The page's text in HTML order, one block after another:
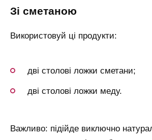
зі сметаною
Використовуй ці продукти:
дві столові ложки сметани;
дві столові ложки меду.
Важливо: підійде виключно